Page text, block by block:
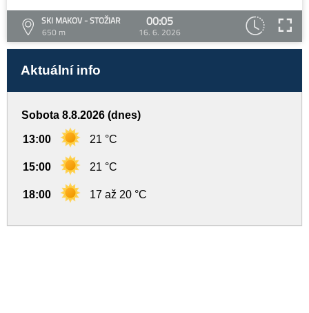
SKI MAKOV - STOŽIAR
650 m
00:05
16. 6. 2026
Aktuální info
Sobota 8.8.2026 (dnes)
13:00 21 °C
15:00 21 °C
18:00 17 až 20 °C